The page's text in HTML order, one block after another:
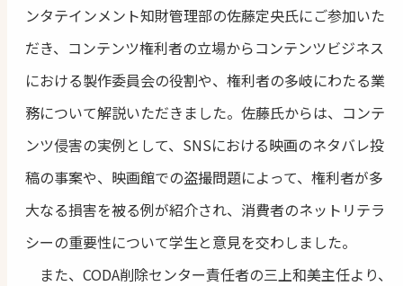
ンタテインメント知財管理部の佐藤定央氏にご参加いた
だき、コンテンツ権利者の立場からコンテンツビジネス
における製作委員会の役割や、権利者の多岐にわたる業
務について解説いただきました。佐藤氏からは、コンテ
ンツ侵害の実例として、SNSにおける映画のネタバレ投
稿の事案や、映画館での盗撮問題によって、権利者が多
大なる損害を被る例が紹介され、消費者のネットリテラ
シーの重要性について学生と意見を交わしました。
また、CODA削除センター責任者の三上和美主任より、